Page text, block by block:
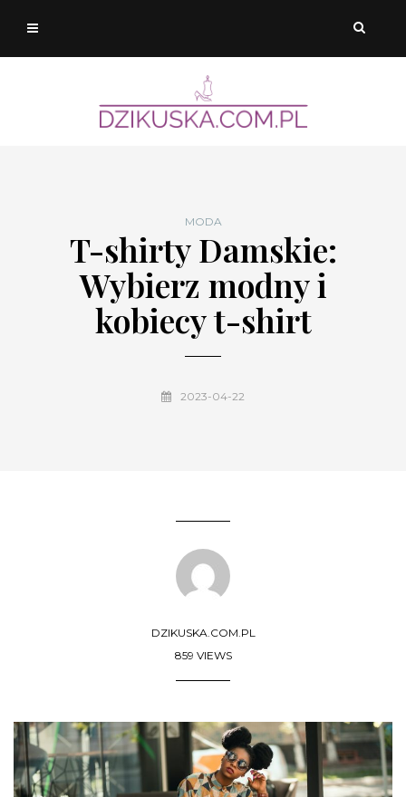
MODA
T-shirty Damskie:
Wybierz modny i
kobiecy t-shirt
2023-04-22
DZIKUSKA.COM.PL
859 VIEWS